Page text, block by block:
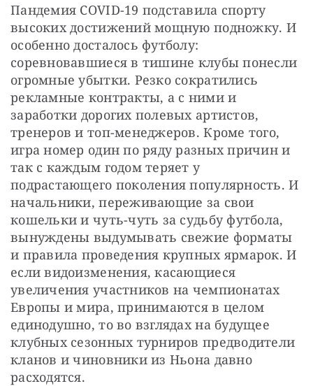
Пандемия COVID-19 подставила спорту
высоких достижений мощную подножку. И
особенно досталось футболу:
соревновавшиеся в тишине клубы понесли
огромные убытки. Резко сократились
рекламные контракты, а с ними и
заработки дорогих полевых артистов,
тренеров и топ-менеджеров. Кроме того,
игра номер один по ряду разных причин и
так с каждым годом теряет у
подрастающего поколения популярность. И
начальники, переживающие за свои
кошельки и чуть-чуть за судьбу футбола,
вынуждены выдумывать свежие форматы
и правила проведения крупных ярмарок. И
если видоизменения, касающиеся
увеличения участников на чемпионатах
Европы и мира, принимаются в целом
единодушно, то во взглядах на будущее
клубных сезонных турниров предводители
кланов и чиновники из Ньона давно
расходятся.